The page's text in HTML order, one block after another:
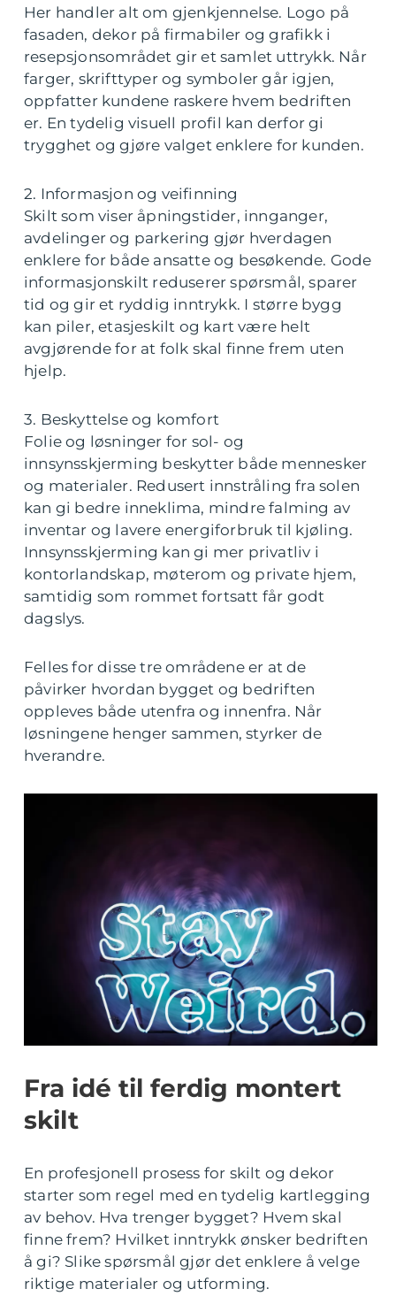
Her handler alt om gjenkjennelse. Logo på
fasaden, dekor på firmabiler og grafikk i
resepsjonsområdet gir et samlet uttrykk. Når
farger, skrifttyper og symboler går igjen,
oppfatter kundene raskere hvem bedriften
er. En tydelig visuell profil kan derfor gi
trygghet og gjøre valget enklere for kunden.
2. Informasjon og veifinning
Skilt som viser åpningstider, innganger,
avdelinger og parkering gjør hverdagen
enklere for både ansatte og besøkende. Gode
informasjonskilt reduserer spørsmål, sparer
tid og gir et ryddig inntrykk. I større bygg
kan piler, etasjeskilt og kart være helt
avgjørende for at folk skal finne frem uten
hjelp.
3. Beskyttelse og komfort
Folie og løsninger for sol- og
innsynsskjerming beskytter både mennesker
og materialer. Redusert innstråling fra solen
kan gi bedre inneklima, mindre falming av
inventar og lavere energiforbruk til kjøling.
Innsynsskjerming kan gi mer privatliv i
kontorlandskap, møterom og private hjem,
samtidig som rommet fortsatt får godt
dagslys.
Felles for disse tre områdene er at de
påvirker hvordan bygget og bedriften
oppleves både utenfra og innenfra. Når
løsningene henger sammen, styrker de
hverandre.
Fra idé til ferdig montert
skilt
En profesjonell prosess for skilt og dekor
starter som regel med en tydelig kartlegging
av behov. Hva trenger bygget? Hvem skal
finne frem? Hvilket inntrykk ønsker bedriften
å gi? Slike spørsmål gjør det enklere å velge
riktige materialer og utforming.